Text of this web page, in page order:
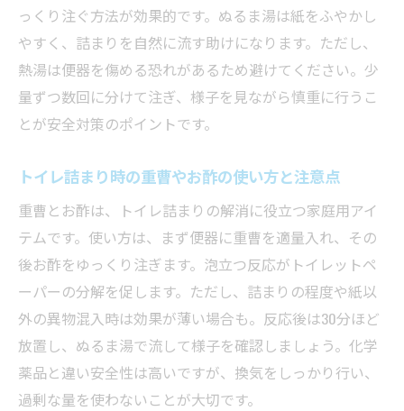
っくり注ぐ方法が効果的です。ぬるま湯は紙をふやかし
やすく、詰まりを自然に流す助けになります。ただし、
熱湯は便器を傷める恐れがあるため避けてください。少
量ずつ数回に分けて注ぎ、様子を見ながら慎重に行うこ
とが安全対策のポイントです。
トイレ詰まり時の重曹やお酢の使い方と注意点
重曹とお酢は、トイレ詰まりの解消に役立つ家庭用アイ
テムです。使い方は、まず便器に重曹を適量入れ、その
後お酢をゆっくり注ぎます。泡立つ反応がトイレットペ
ーパーの分解を促します。ただし、詰まりの程度や紙以
外の異物混入時は効果が薄い場合も。反応後は30分ほど
放置し、ぬるま湯で流して様子を確認しましょう。化学
薬品と違い安全性は高いですが、換気をしっかり行い、
過剰な量を使わないことが大切です。